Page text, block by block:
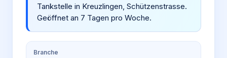
Tankstelle in Kreuzlingen, Schützenstrasse.
Geöffnet an 7 Tagen pro Woche.
Branche